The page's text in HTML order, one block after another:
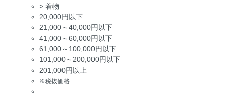
> 着物
20,000円以下
21,000～40,000円以下
41,000～60,000円以下
61,000～100,000円以下
101,000～200,000円以下
201,000円以上
※税抜価格